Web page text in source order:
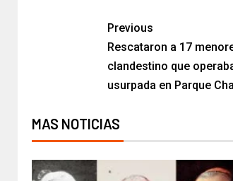
Previous
Rescataron a 17
clandestino que
usurpada en Parque
MAS NOTICIAS